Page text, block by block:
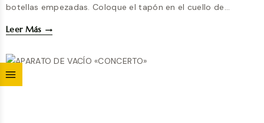
botellas empezadas. Coloque el tapón en el cuello de…
Leer MásAPARATO
VACÍO